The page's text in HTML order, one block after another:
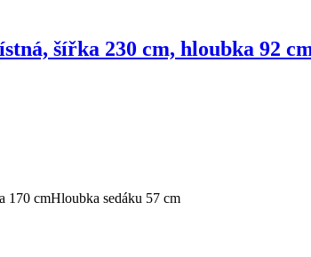
šířka 230 cm, hloubka 92
170 cmHloubka sedáku 57 cm